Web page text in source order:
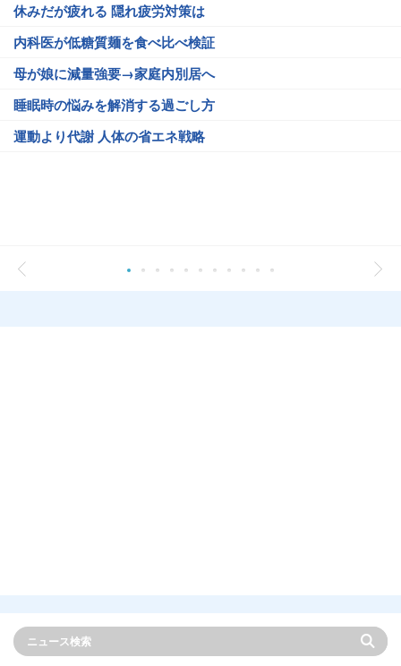
休みだが疲れる 隠れ疲労対策は
内科医が低糖質麺を食べ比べ検証
母が娘に減量強要→家庭内別居へ
睡眠時の悩みを解消する過ごし方
運動より代謝 人体の省エネ戦略